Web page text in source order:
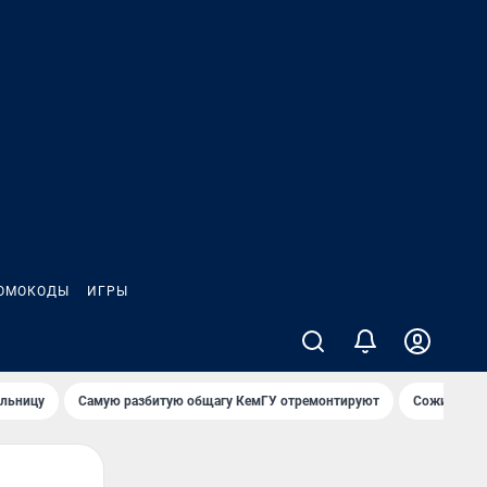
ИГРЫ
Самую разбитую общагу КемГУ отремонтируют